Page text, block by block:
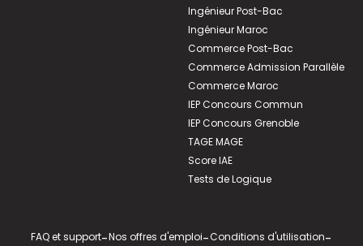
Ingénieur Post-Bac
Ingénieur Maroc
Commerce Post-Bac
Commerce Admission Parallèle
Commerce Maroc
IEP Concours Commun
IEP Concours Grenoble
TAGE MAGE
Score IAE
Tests de Logique
FAQ et support-Nos offres d'emploi-Conditions d'utilisation-